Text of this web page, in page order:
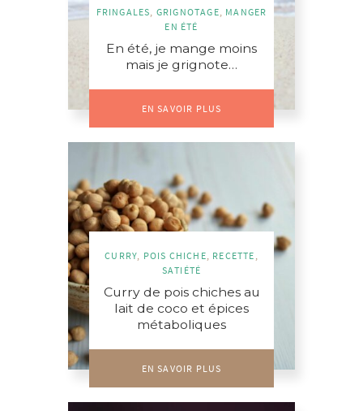
FRINGALES GRIGNOTAGE MANGER
EN ÉTÉ
En été, je mange moins
mais je grignote…
EN SAVOIR PLUS
CURRY POIS CHICHE RECETTE
SATIÉTÉ
Curry de pois chiches au
lait de coco et épices
métaboliques
EN SAVOIR PLUS